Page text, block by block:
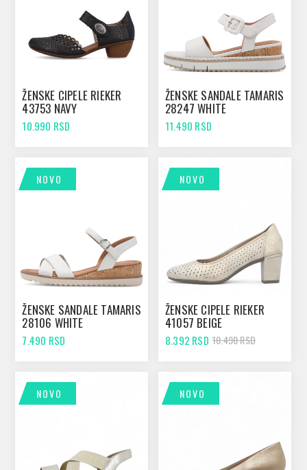
ŽENSKE CIPELE RIEKER
43753 NAVY
10.990 RSD
ŽENSKE SANDALE TAMARIS
28247 WHITE
11.490 RSD
NOVO
ŽENSKE SANDALE TAMARIS
28106 WHITE
7.490 RSD
NOVO
ŽENSKE CIPELE RIEKER
41057 BEIGE
8.392 RSD 10.490 RSD
NOVO NOVO